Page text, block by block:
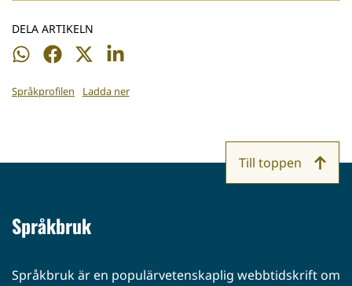
DELA ARTIKELN
Dela
WhatsApp
Dela
Facebook
Dela
Twitter
Dela
LinkedIn
Språkprofilen Ladda ner
Språkbruk
Språkbruk är en populärvetenskaplig webbtidskrift om
Till toppen